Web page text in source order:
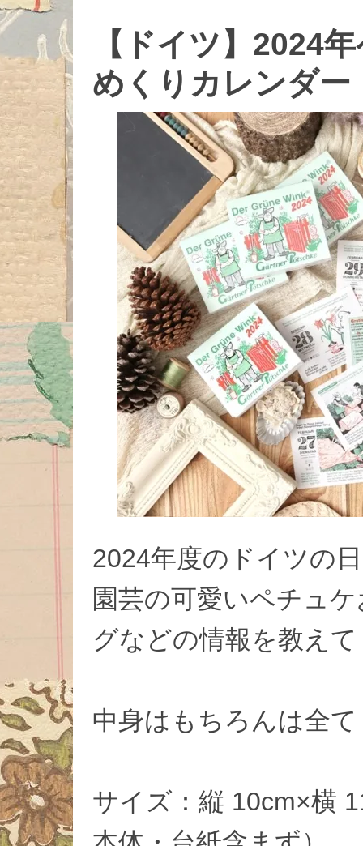
【ドイツ】2024
めくりカレンダー
2024年度のドイツの
園芸の可愛いペチュ
グなどの情報を教え
中身はもちろんは全
サイズ：縦 10cm×横